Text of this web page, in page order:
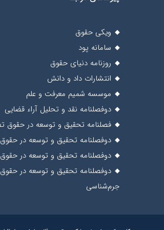
ویکی حقوق
سامانه پود
روزنامه دنیای حقوق
انتشارات داد و دانش
موسسه شمیم معرفت و علم
دوفصلنامه نقد و تحلیل آراء قضایی
فصلنامه تحقیق و توسعه در حقوق
دوفصلنامه تحقیق و توسعه در
دوفصلنامه تحقیق و توسعه در
دوفصلنامه تحقیق و توسعه در
جرم‌شناسی